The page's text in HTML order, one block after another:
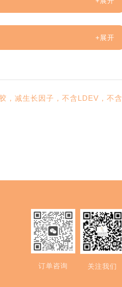
，减生长因子，不含LDEV，不含
订单咨询 关注我们